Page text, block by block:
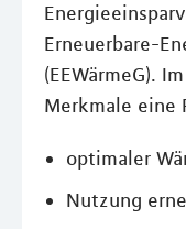
Erneuerbare-
(EEWärmeG).
Merkmale eine
optimaler
Nutzung